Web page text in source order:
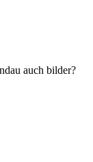
auch bilder?